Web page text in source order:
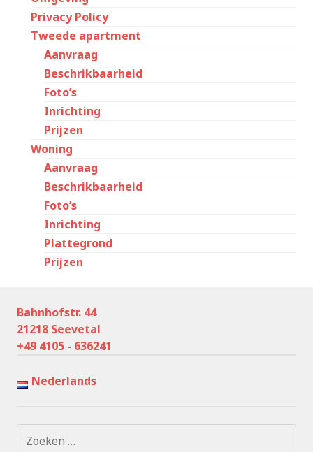
Privacy Policy
Tweede apartment
Aanvraag
Beschrikbaarheid
Foto’s
Inrichting
Prijzen
Woning
Aanvraag
Beschrikbaarheid
Foto’s
Inrichting
Plattegrond
Prijzen
Bahnhofstr. 44
21218 Seevetal
+49 4105 - 636241
Nederlands
naar: